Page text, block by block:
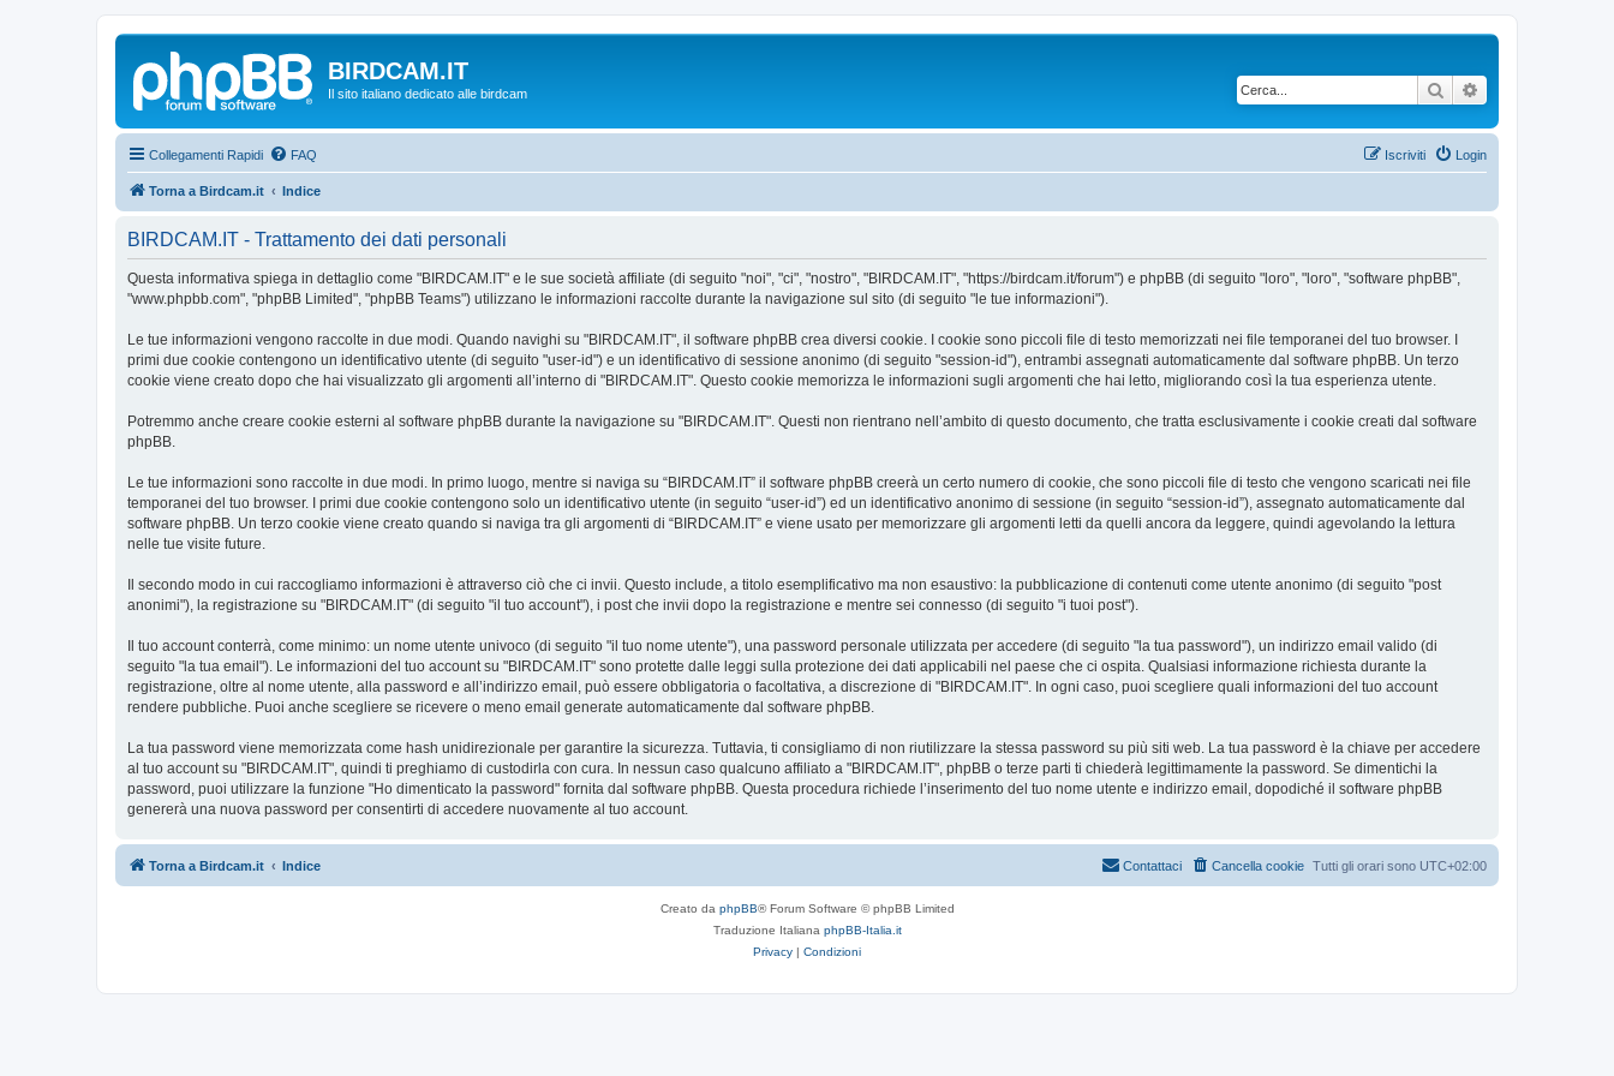
BIRDCAM.IT
Il sito italiano dedicato alle birdcam Cerca
Collegamenti Rapidi FAQ Login
Iscriviti
Torna a Birdcam.it Indice
BIRDCAM.IT - Trattamento dei dati personali
Questa informativa spiega in dettaglio come "BIRDCAM.IT" e le sue società affiliate (di seguito "noi", "ci", "nostro", "BIRDCAM.IT", "https://birdcam.it/forum") e phpBB (di seguito "loro", "loro", "software phpBB",
"www.phpbb.com", "phpBB Limited", "phpBB Teams") utilizzano le informazioni raccolte durante la navigazione sul sito (di seguito "le tue informazioni").
Le tue informazioni vengono raccolte in due modi. Quando navighi su "BIRDCAM.IT", il software phpBB crea diversi cookie. I cookie sono piccoli file di testo memorizzati nei file temporanei del tuo browser. I
primi due cookie contengono un identificativo utente (di seguito "user-id") e un identificativo di sessione anonimo (di seguito "session-id"), entrambi assegnati automaticamente dal software phpBB. Un terzo
cookie viene creato dopo che hai visualizzato gli argomenti all’interno di "BIRDCAM.IT". Questo cookie memorizza le informazioni sugli argomenti che hai letto, migliorando così la tua esperienza utente.
Potremmo anche creare cookie esterni al software phpBB durante la navigazione su "BIRDCAM.IT". Questi non rientrano nell’ambito di questo documento, che tratta esclusivamente i cookie creati dal software
phpBB.
Le tue informazioni sono raccolte in due modi. In primo luogo, mentre si naviga su “BIRDCAM.IT” il software phpBB creerà un certo numero di cookie, che sono piccoli file di testo che vengono scaricati nei file
temporanei del tuo browser. I primi due cookie contengono solo un identificativo utente (in seguito “user-id”) ed un identificativo anonimo di sessione (in seguito “session-id”), assegnato automaticamente dal
software phpBB. Un terzo cookie viene creato quando si naviga tra gli argomenti di “BIRDCAM.IT” e viene usato per memorizzare gli argomenti letti da quelli ancora da leggere, quindi agevolando la lettura
nelle tue visite future.
Il secondo modo in cui raccogliamo informazioni è attraverso ciò che ci invii. Questo include, a titolo esemplificativo ma non esaustivo: la pubblicazione di contenuti come utente anonimo (di seguito "post
anonimi"), la registrazione su "BIRDCAM.IT" (di seguito "il tuo account"), i post che invii dopo la registrazione e mentre sei connesso (di seguito "i tuoi post").
Il tuo account conterrà, come minimo: un nome utente univoco (di seguito "il tuo nome utente"), una password personale utilizzata per accedere (di seguito "la tua password"), un indirizzo email valido (di
seguito "la tua email"). Le informazioni del tuo account su "BIRDCAM.IT" sono protette dalle leggi sulla protezione dei dati applicabili nel paese che ci ospita. Qualsiasi informazione richiesta durante la
registrazione, oltre al nome utente, alla password e all’indirizzo email, può essere obbligatoria o facoltativa, a discrezione di "BIRDCAM.IT". In ogni caso, puoi scegliere quali informazioni del tuo account
rendere pubbliche. Puoi anche scegliere se ricevere o meno email generate automaticamente dal software phpBB.
La tua password viene memorizzata come hash unidirezionale per garantire la sicurezza. Tuttavia, ti consigliamo di non riutilizzare la stessa password su più siti web. La tua password è la chiave per accedere
al tuo account su "BIRDCAM.IT", quindi ti preghiamo di custodirla con cura. In nessun caso qualcuno affiliato a "BIRDCAM.IT", phpBB o terze parti ti chiederà legittimamente la password. Se dimentichi la
password, puoi utilizzare la funzione "Ho dimenticato la password" fornita dal software phpBB. Questa procedura richiede l’inserimento del tuo nome utente e indirizzo email, dopodiché il software phpBB
genererà una nuova password per consentirti di accedere nuovamente al tuo account.
Torna a Birdcam.it Indice Tutti gli orari sono UTC+02:00
Cancella cookie
Contattaci
Creato da phpBB® Forum Software © phpBB Limited
Traduzione Italiana phpBB-Italia.it
Privacy | Condizioni